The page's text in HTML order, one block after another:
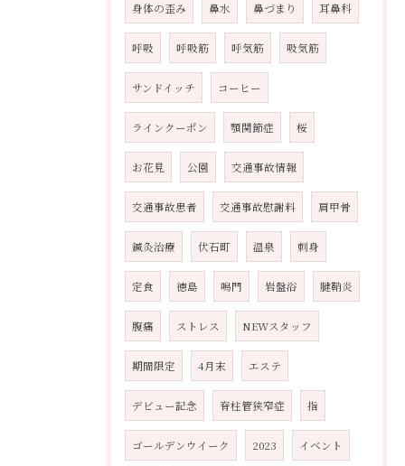
身体の歪み 鼻水 鼻づまり 耳鼻科
呼吸 呼吸筋 呼気筋 吸気筋
サンドイッチ コーヒー
ラインクーポン 顎関節症 桜
お花見 公園 交通事故情報
交通事故患者 交通事故慰謝料 肩甲骨
鍼灸治療 伏石町 温泉 刺身
定食 徳島 鳴門 岩盤浴 腱鞘炎
腹痛 ストレス NEWスタッフ
期間限定 4月末 エステ
デビュー記念 脊柱管狭窄症 指
ゴールデンウイーク 2023 イベント